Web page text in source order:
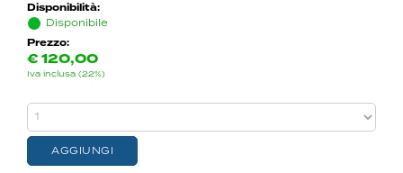
Disponibilità:
Disponibile
Prezzo:
€120,00
Iva inclusa (22%)